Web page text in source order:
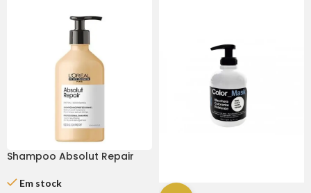
Shampoo Absolut Repair
Em stock